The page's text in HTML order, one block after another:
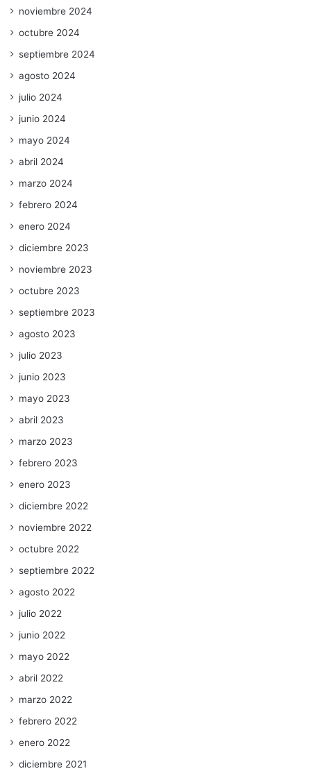
noviembre 2024
octubre 2024
septiembre 2024
agosto 2024
julio 2024
junio 2024
mayo 2024
abril 2024
marzo 2024
febrero 2024
enero 2024
diciembre 2023
noviembre 2023
octubre 2023
septiembre 2023
agosto 2023
julio 2023
junio 2023
mayo 2023
abril 2023
marzo 2023
febrero 2023
enero 2023
diciembre 2022
noviembre 2022
octubre 2022
septiembre 2022
agosto 2022
julio 2022
junio 2022
mayo 2022
abril 2022
marzo 2022
febrero 2022
enero 2022
diciembre 2021